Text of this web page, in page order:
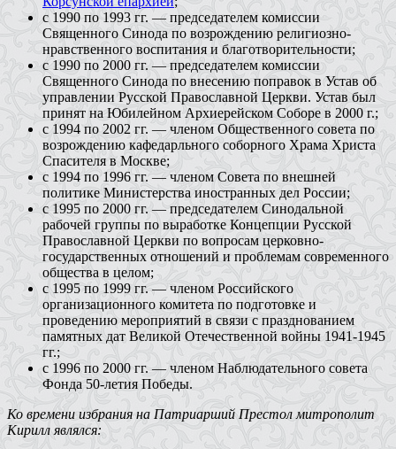
с 1990 по 1993 гг. — председателем комиссии
Священного Синода по возрождению религиозно-
нравственного воспитания и благотворительности;
с 1990 по 2000 гг. — председателем комиссии
Священного Синода по внесению поправок в Устав об
управлении Русской Православной Церкви. Устав был
принят на Юбилейном Архиерейском Соборе в 2000 г.;
с 1994 по 2002 гг. — членом Общественного совета по
возрождению кафедарльного соборного Храма Христа
Спасителя в Москве;
с 1994 по 1996 гг. — членом Совета по внешней
политике Министерства иностранных дел России;
с 1995 по 2000 гг. — председателем Синодальной
рабочей группы по выработке Концепции Русской
Православной Церкви по вопросам церковно-
государственных отношений и проблемам современного
общества в целом;
с 1995 по 1999 гг. — членом Российского
организационного комитета по подготовке и
проведению мероприятий в связи с празднованием
памятных дат Великой Отечественной войны 1941-1945
гг.;
с 1996 по 2000 гг. — членом Наблюдательного совета
Фонда 50-летия Победы.
Ко времени избрания на Патриарший Престол митрополит
Кирилл являлся: